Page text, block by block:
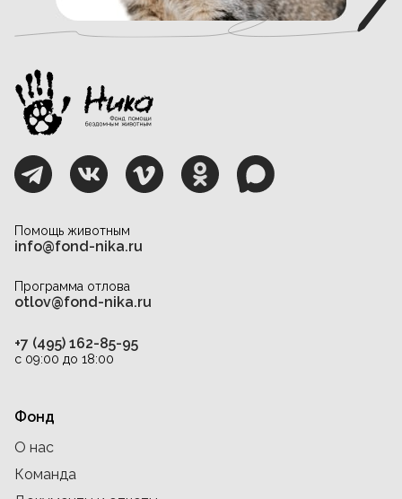
Помощь животным
info@fond-nika.ru
Программа отлова
otlov@fond-nika.ru
+7 (495) 162-85-95
с 09:00 до 18:00
Фонд
О нас
Команда